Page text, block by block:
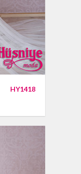
HY1418